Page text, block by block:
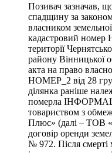
Позивач зазначав,
спадщину за
власником
кадастровий
території
району Вінницької
акта на право
НОМЕР_2 від 28
ділянка раніше
померла
товариством з
Плюс» (далі – ТОВ
договір оренди
№ 972. Після смерті